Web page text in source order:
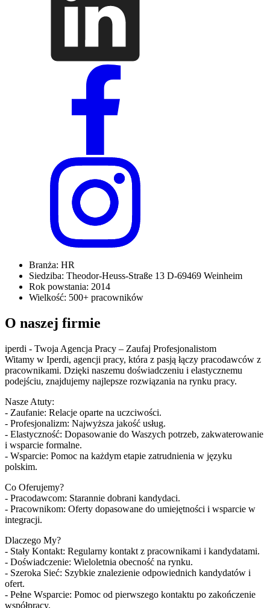
Branża: HR
Siedziba: Theodor-Heuss-Straße 13 D-69469 Weinheim
Rok powstania: 2014
Wielkość: 500+ pracowników
O naszej firmie
iperdi - Twoja Agencja Pracy – Zaufaj Profesjonalistom
Witamy w Iperdi, agencji pracy, która z pasją łączy pracodawców z
pracownikami. Dzięki naszemu doświadczeniu i elastycznemu
podejściu, znajdujemy najlepsze rozwiązania na rynku pracy.
Nasze Atuty:
- Zaufanie: Relacje oparte na uczciwości.
- Profesjonalizm: Najwyższa jakość usług.
- Elastyczność: Dopasowanie do Waszych potrzeb, zakwaterowanie
i wsparcie formalne.
- Wsparcie: Pomoc na każdym etapie zatrudnienia w języku
polskim.
Co Oferujemy?
- Pracodawcom: Starannie dobrani kandydaci.
- Pracownikom: Oferty dopasowane do umiejętności i wsparcie w
integracji.
Dlaczego My?
- Stały Kontakt: Regularny kontakt z pracownikami i kandydatami.
- Doświadczenie: Wieloletnia obecność na rynku.
- Szeroka Sieć: Szybkie znalezienie odpowiednich kandydatów i
ofert.
- Pełne Wsparcie: Pomoc od pierwszego kontaktu po zakończenie
współpracy.